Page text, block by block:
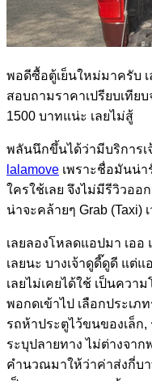
พอดีซื้อตู้เย็นใหม่มาครับ
สอบถามราคาเปรียบเทีย
1500 บาทแน่ะ เลยไม่สู้
พลันนึกขึ้นได้ว่ามีบริการ
lalamove เพราะชื่อมันน่า
ใครใช้เลย จึงไม่มีรีวิวอ
น่าจะคล้ายๆ Grab (Taxi)
เลยลองโหลดแอปมา เออ
เลยนะ บางเจ้าดูดี๊ดูดี แต่แ
เลยไม่เคยได้ใช้ เป็นควา
พอกดเข้าไป เลือกประเภ
รถห้าประตูไว้ขนของเล็ก
ระบุปลายทาง ไม่ต่างจาก
คำนวณมาให้ว่าค่าส่งกี่บ